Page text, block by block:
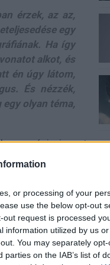
or processing of your
use the below opt-out
request is processed
information utilized by us
You may separately
on the IAB’s list of
érzek, az az,
egy
Ha így
alkot, és
én úgy látom,
És nézzék,
olyan téma,
mégis igazat
mozijainak a
iránti vágy.
igencsak fontos
#once upon a time in